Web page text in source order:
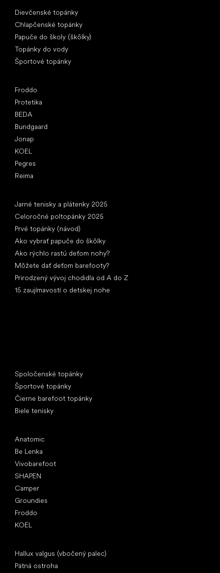
Dievčenské topánky
Chlapčenské topánky
Papuče do školy (škôlky)
Topánky do vody
Športové topánky
Froddo
Protetika
BEDA
Bundgaard
Jonap
KOEL
Pegres
Reima
Jarné tenisky a plátenky 2025
Celoročné poltopánky 2025
Prvé topánky (návod)
Ako vybrať papuče do škôlky
Ako rýchlo rastú deťom nohy?
Môžete dať deťom barefooty?
Prirodzený vývoj chodidla od A do Z
15 zaujímavostí o detskej nohe
Spoločenské topánky
Športové topánky
Čierne barefoot topánky
Biele tenisky
Anatomic
Be Lenka
Vivobarefoot
SHAPEN
Camper
Groundies
Froddo
KOEL
Hallux valgus (vbočený palec)
Pätná ostroha